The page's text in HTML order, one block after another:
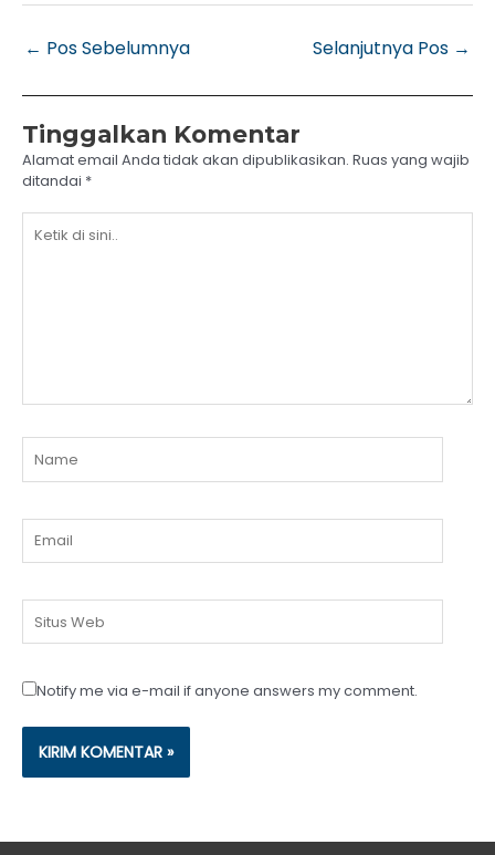
← Pos Sebelumnya Selanjutnya Pos →
Tinggalkan Komentar
Alamat email Anda tidak akan dipublikasikan. Ruas yang wajib
ditandai *
Web
Notify me via e-mail if anyone answers my comment.